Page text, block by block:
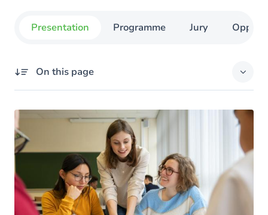
Presentation Programme Jury
On this page
Information Session
Le programme
Horaire des cours
Horaire des cours